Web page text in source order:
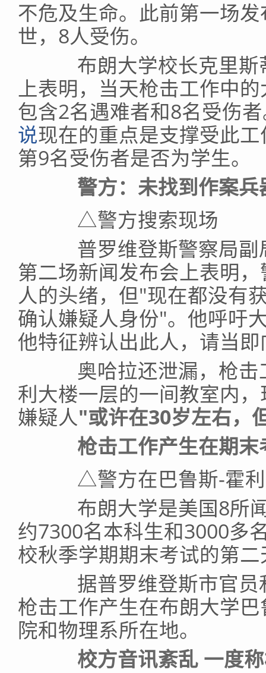
不危及生命。此前第一场
世，8人受伤。
布朗大学校长克里斯
上表明，当天枪击工作中
包含2名遇难者和8名受伤
说现在的重点是支撑受此
第9名受伤者是否为学生。
警方：未找到作案兵
△警方搜索现场
普罗维登斯警察局副
第二场新闻发布会上表明
人的头绪，但"现在都没有
确认嫌疑人身份"。他呼吁
他特征辨认出此人，请当
奥哈拉还泄漏，枪击
利大楼一层的一间教室内
嫌疑人"或许在30岁左右，
枪击工作产生在期末
△警方在巴鲁斯-霍利
布朗大学是美国8所闻
约7300名本科生和3000多
校秋季学期期末考试的第
据普罗维登斯市官员
枪击工作产生在布朗大学
院和物理系所在地。
校方音讯紊乱 一度